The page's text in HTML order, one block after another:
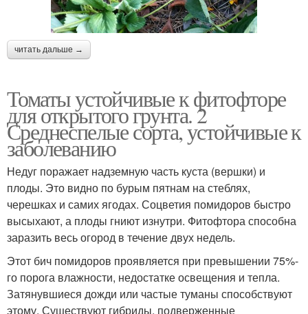
читать дальше →
Томаты устойчивые к фитофторе
для открытого грунта. 2
Среднеспелые сорта, устойчивые к
заболеванию
Недуг поражает надземную часть куста (вершки) и
плоды. Это видно по бурым пятнам на стеблях,
черешках и самих ягодах. Соцветия помидоров быстро
высыхают, а плоды гниют изнутри. Фитофтора способна
заразить весь огород в течение двух недель.
Этот бич помидоров проявляется при превышении 75%-
го порога влажности, недостатке освещения и тепла.
Затянувшиеся дожди или частые туманы способствуют
этому. Существуют гибриды, подверженные